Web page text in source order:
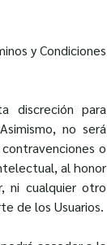
y Condiciones
discreción para
no será
o
al honor
ni cualquier otro
de los Usuarios.